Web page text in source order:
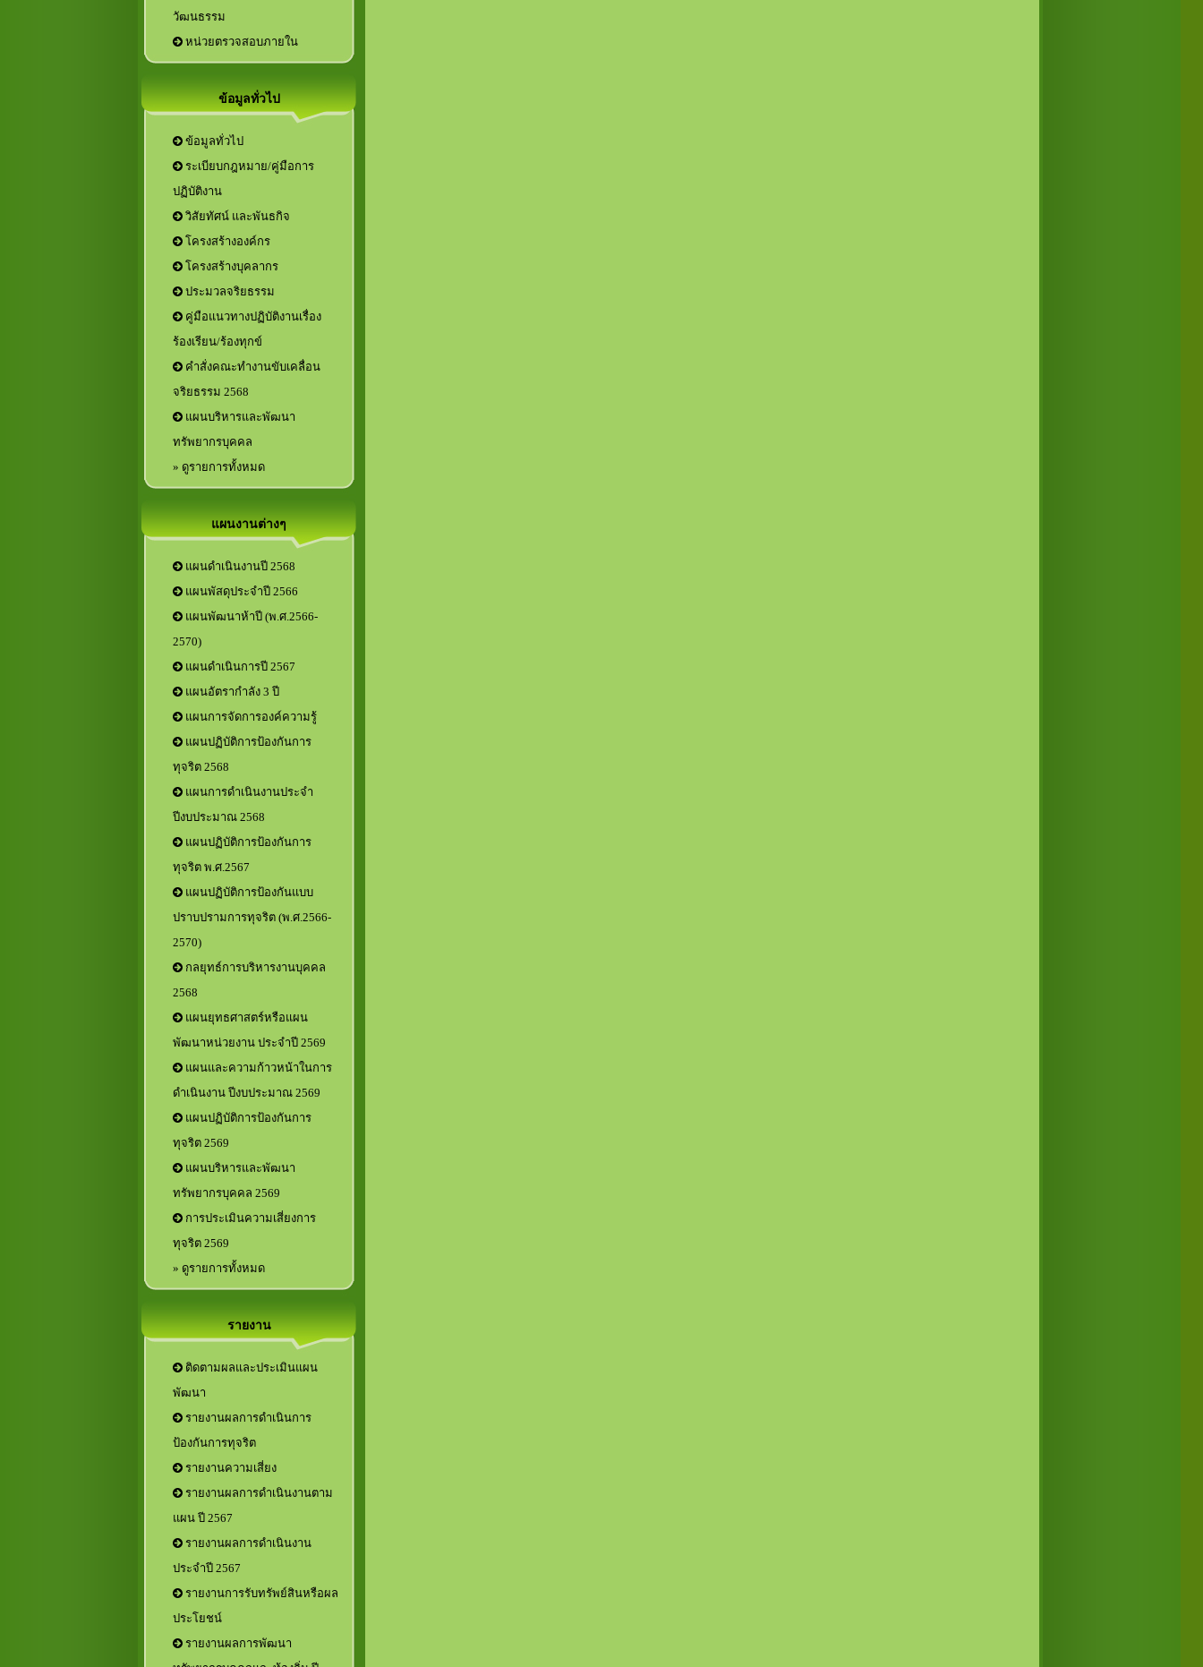
วัฒนธรรม
หน่วยตรวจสอบภายใน
ข้อมูลทั่วไป
ข้อมูลทั่วไป
ระเบียบกฎหมาย/คู่มือการ
ปฏิบัติงาน
วิสัยทัศน์ และพันธกิจ
โครงสร้างองค์กร
โครงสร้างบุคลากร
ประมวลจริยธรรม
คู่มือแนวทางปฏิบัติงานเรื่อง
ร้องเรียน/ร้องทุกข์
คำสั่งคณะทำงานขับเคลื่อน
จริยธรรม 2568
แผนบริหารและพัฒนา
ทรัพยากรบุคคล
» ดูรายการทั้งหมด
แผนงานต่างๆ
แผนดำเนินงานปี 2568
แผนพัสดุประจำปี 2566
แผนพัฒนาห้าปี (พ.ศ.2566-
2570)
แผนดำเนินการปี 2567
แผนอัตรากำลัง 3 ปี
แผนการจัดการองค์ความรู้
แผนปฏิบัติการป้องกันการ
ทุจริต 2568
แผนการดำเนินงานประจำ
ปีงบประมาณ 2568
แผนปฏิบัติการป้องกันการ
ทุจริต พ.ศ.2567
แผนปฏิบัติการป้องกันแบบ
ปราบปรามการทุจริต (พ.ศ.2566-
2570)
กลยุทธ์การบริหารงานบุคคล
2568
แผนยุทธศาสตร์หรือแผน
พัฒนาหน่วยงาน ประจำปี 2569
แผนและความก้าวหน้าในการ
ดำเนินงาน ปีงบประมาณ 2569
แผนปฏิบัติการป้องกันการ
ทุจริต 2569
แผนบริหารและพัฒนา
ทรัพยากรบุคคล 2569
การประเมินความเสี่ยงการ
ทุจริต 2569
» ดูรายการทั้งหมด
รายงาน
ติดตามผลและประเมินแผน
พัฒนา
รายงานผลการดำเนินการ
ป้องกันการทุจริต
รายงานความเสี่ยง
รายงานผลการดำเนินงานตาม
แผน ปี 2567
รายงานผลการดำเนินงาน
ประจำปี 2567
รายงานการรับทรัพย์สินหรือผล
ประโยชน์
รายงานผลการพัฒนา